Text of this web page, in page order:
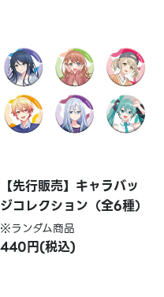
【先行販売】キャラバッ
ジコレクション（全6種）
※ランダム商品
440円(税込)